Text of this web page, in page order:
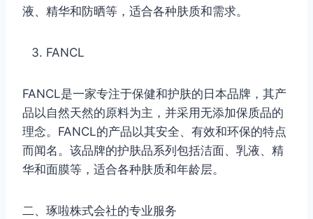
液、精华和防晒等，适合各种肤质和需求。
FANCL
FANCL是一家专注于保健和护肤的日本品牌，其产
品以自然天然的原料为主，并采用无添加保质品的
理念。FANCL的产品以其安全、有效和环保的特点
而闻名。该品牌的护肤品系列包括洁面、乳液、精
华和面膜等，适合各种肤质和年龄层。
二、琢啦株式会社的专业服务